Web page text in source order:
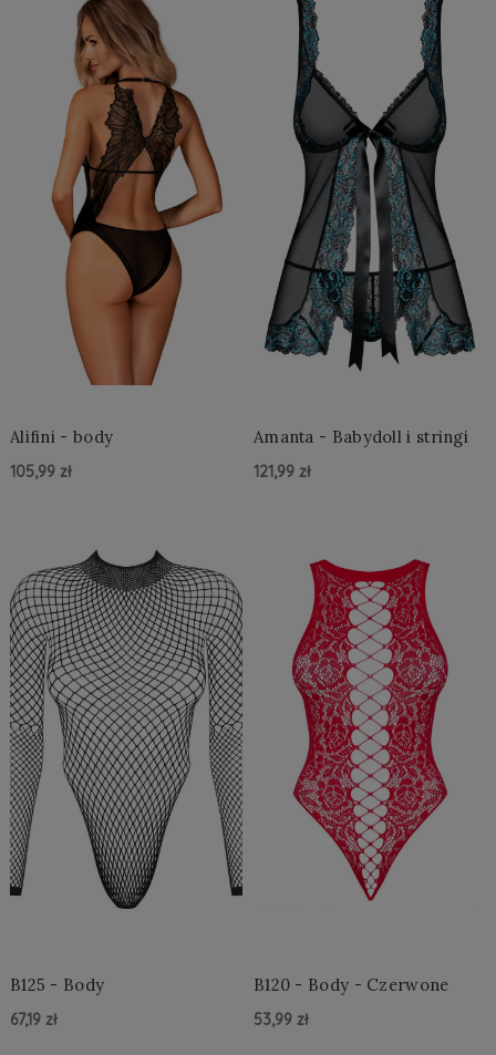
Alifini - body
105,99 zł
Amanta - Babydoll i stringi
121,99 zł
B125 - Body
67,19 zł
B120 - Body - Czerwone
53,99 zł